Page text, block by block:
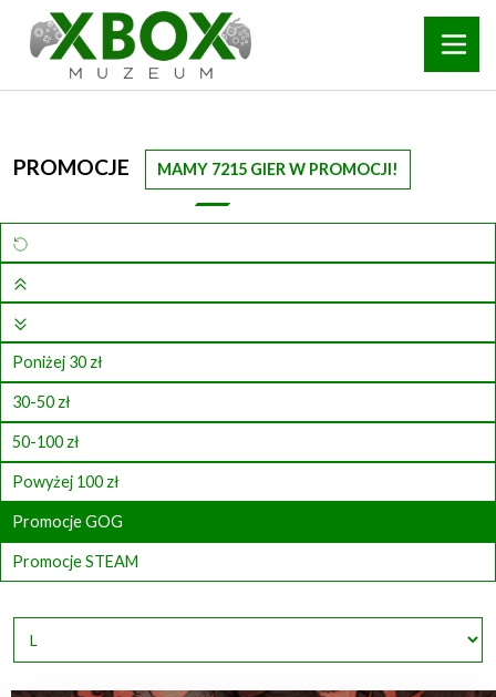
PROMOCJE MAMY 7215 GIER W PROMOCJI!
Poniżej 30 zł
30-50 zł
50-100 zł
Powyżej 100 zł
Promocje GOG
Promocje STEAM